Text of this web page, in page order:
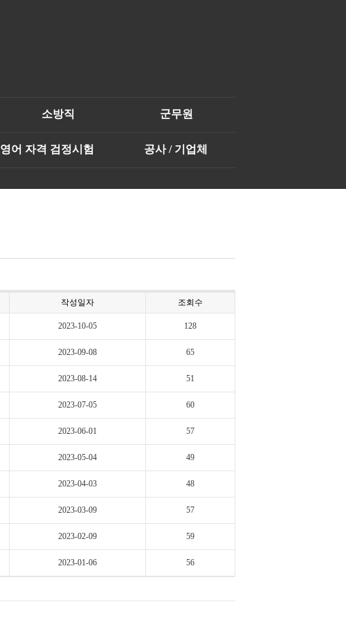
소방직 군무원
영어 자격 검정시험 공사 / 기업체
작성일자 조회수
2023-10-05 128
2023-09-08 65
2023-08-14 51
2023-07-05 60
2023-06-01 57
2023-05-04 49
2023-04-03 48
2023-03-09 57
2023-02-09 59
2023-01-06 56